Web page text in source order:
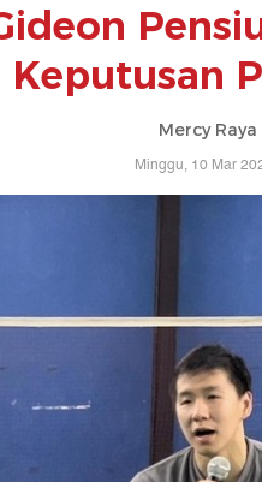
Keputusan
Mercy Raya
Minggu, 10 Mar